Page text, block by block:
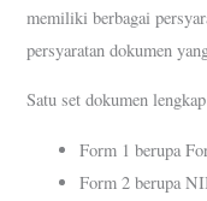
memiliki berbagai
persyaratan dokumen
Satu set dokumen
Form 1 berupa
Form 2 berupa